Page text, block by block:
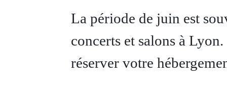
La période de juin est
concerts et salons à
réserver votre